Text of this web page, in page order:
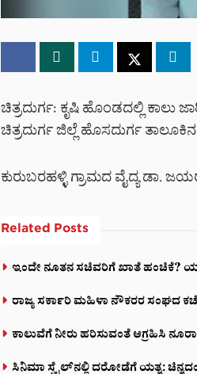
ಚಿತ್ರದುರ್ಗ: ಕೃಷಿ ಹೊಂಡದಲ್ಲಿ ಕಾಲು
ಚಿತ್ರದುರ್ಗ ಜಿಲ್ಲೆ ಹೊಸದುರ್ಗ
ಕುರುಬರಹಳ್ಳಿ ಗ್ರಾಮದ ವೈದ್ಯ ಡಾ.
Related Posts
ಇಂದೇ ನೂತನ ಸಚಿವರಿಗೆ ಖಾತೆ ಹಂಚಿಕೆ?
ರಾಜ್ಯ ಸರ್ಕಾರಿ ಮಹಿಳಾ ನೌಕರರ ಸಂಘದ
ಕಾಲುವೆಗೆ ನೀರು ಹರಿಸುವಂತೆ ಆಗ್ರಹಿಸಿ
ಸಿನಿಮಾ ಸ್ಟೈಲ್‌ನಲ್ಲಿ ದರೋಡೆಗೆ ಯತ್ನ: